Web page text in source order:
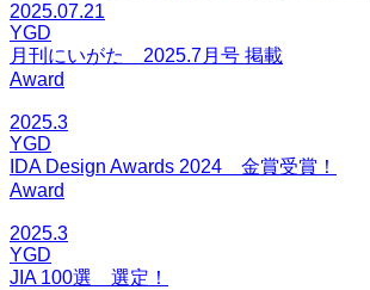
2025.07.21
YGD
月刊にいがた 2025.7月号 掲載
Award
2025.3
YGD
IDA Design Awards 2024 金賞受賞！
Award
2025.3
YGD
JIA 100選 選定！